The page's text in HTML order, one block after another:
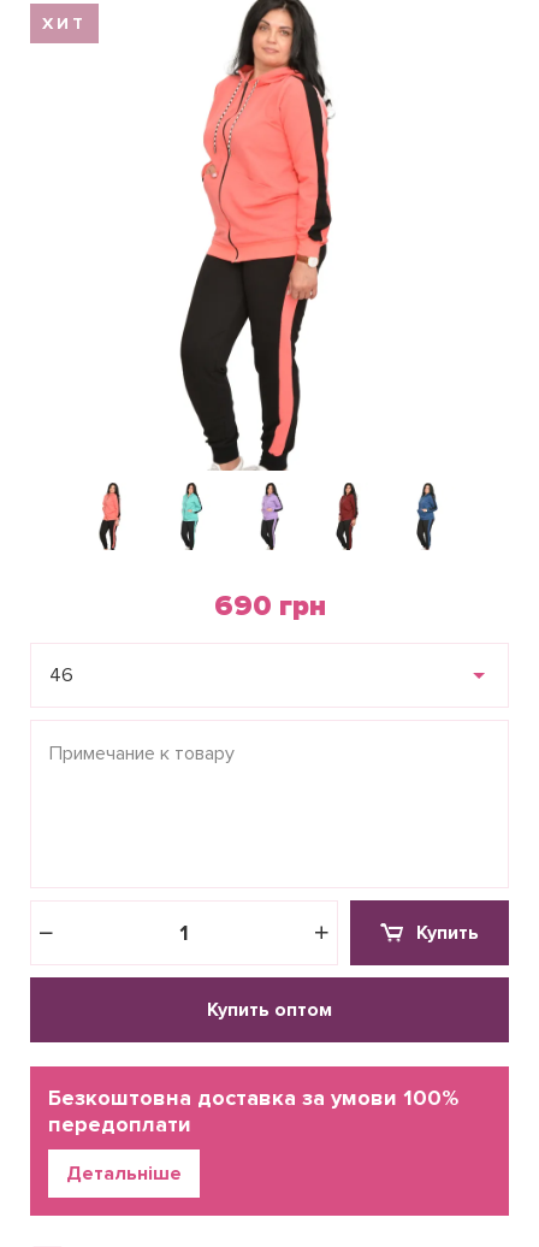
Обмен и возврат
Оптовикам
Контакты
Пн-Пт: с 8.00 до 17.00
(097) 779 44 39
Виктория
(097) 779 44 39
sofiyatextil@gmail.com
г. Горишние Плавни, ул. Строна 3, 2 этаж, София Текстиль
ХИТ
690 грн
46
Купить
Купить оптом
Детальніше
Безкоштовна доставка за умови 100%
передоплати